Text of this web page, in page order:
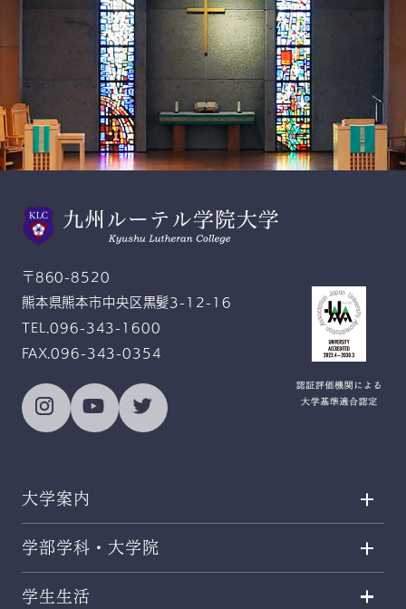
Gratitude and Service
〒860-8520
熊本県熊本市中央区黒髪3-12-16
TEL.096-343-1600
FAX.096-343-0354
大学案内
学部学科・大学院
学生生活